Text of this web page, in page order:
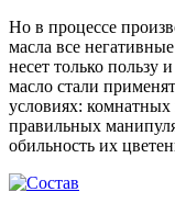
Но в процессе
масла все
несет только пользу
масло стали
условиях:
правильных
обильность их